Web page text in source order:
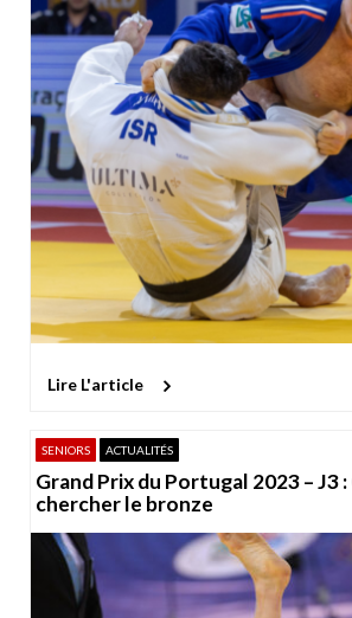
Lire L'article
SENIORS ACTUALITÉS
Grand Prix du Portugal 2023 – J3
chercher le bronze